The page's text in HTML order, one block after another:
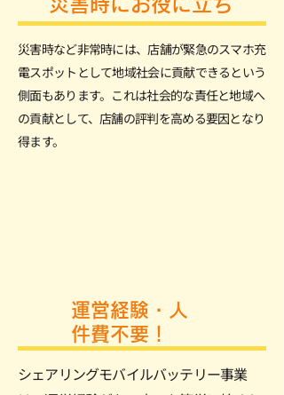
災害時など非常時には、店舗が緊急のスマホ充
電スポットとして地域社会に貢献できるという
側面もあります。これは社会的な責任と地域へ
の貢献として、店舗の評判を高める要因となり
得ます。
運営経験・人
件費不要！
シェアリングモバイルバッテリー事業